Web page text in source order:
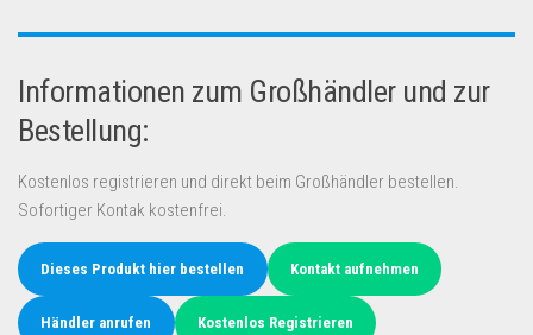
Informationen zum Großhändler und zur
Bestellung:
Kostenlos registrieren und direkt beim Großhändler bestellen.
Sofortiger Kontak kostenfrei.
Dieses Produkt hier bestellen Kontakt aufnehmen
Händler anrufen Kostenlos Registrieren